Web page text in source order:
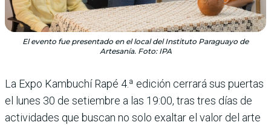
El evento fue presentado en el local del Instituto Paraguayo de
Artesanía. Foto: IPA
La Expo Kambuchí Rapé 4.ª edición cerrará sus puertas
el lunes 30 de setiembre a las 19:00, tras tres días de
actividades que buscan no solo exaltar el valor del arte